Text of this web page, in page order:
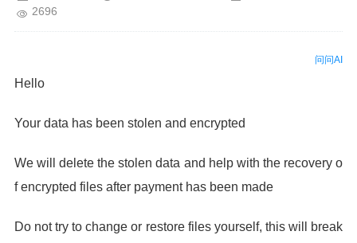
2696
问问AI
Hello
Your data has been stolen and encrypted
We will delete the stolen data and help with the recovery o
f encrypted files after payment has been made
Do not try to change or restore files yourself, this will break